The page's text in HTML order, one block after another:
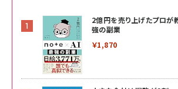
2億円を売り上げたプロ
強の副業
￥1,870